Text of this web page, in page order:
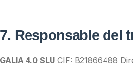
7. Responsable del
GALIA 4.0 SLU CIF: B21866488